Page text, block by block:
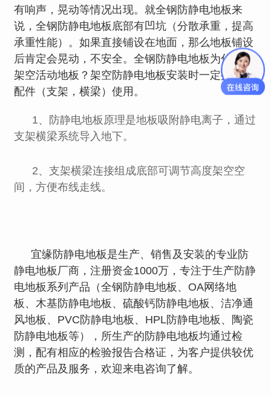
有响声，晃动等情况出现。就全钢防静电地板来
说，全钢防静电地板底部有凹坑（分散承重，提高
承重性能）。如果直接铺设在地面，那么地板铺设
后肯定会晃动，不安全。全钢防静电地板为什么叫
架空活动地板？架空防静电地板安装时一定搭配的
配件（支架，横梁）使用。
1、防静电地板原理是地板吸附静电离子，通过
支架横梁系统导入地下。
2、支架横梁连接组成底部可调节高度架空空
间，方便布线走线。
宜缘防静电地板是生产、销售及安装的专业防
静电地板厂商，注册资金1000万，专注于生产防静
电地板系列产品（全钢防静电地板、OA网络地
板、木基防静电地板、硫酸钙防静电地板、洁净通
风地板、PVC防静电地板、HPL防静电地板、陶瓷
防静电地板等），所生产的防静电地板均通过检
测，配有相应的检验报告合格证，为客户提供较优
质的产品及服务，欢迎来电咨询了解。